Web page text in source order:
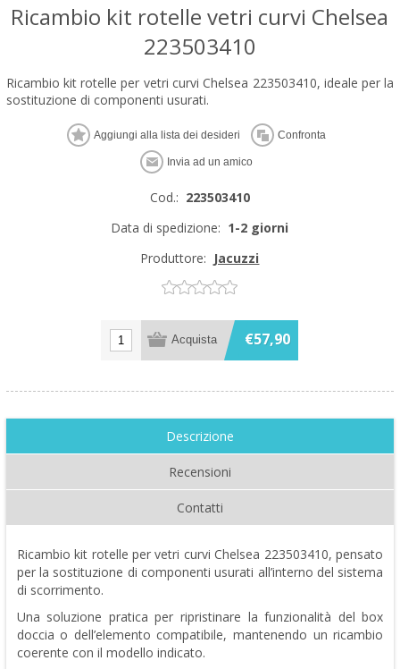
Ricambio kit rotelle vetri curvi Chelsea
223503410
Ricambio kit rotelle per vetri curvi Chelsea 223503410, ideale per la
sostituzione di componenti usurati.
Cod.: 223503410
Data di spedizione: 1-2 giorni
Produttore: Jacuzzi
€57,90
Descrizione
Recensioni
Contatti
Ricambio kit rotelle per vetri curvi Chelsea 223503410, pensato
per la sostituzione di componenti usurati all’interno del sistema
di scorrimento.
Una soluzione pratica per ripristinare la funzionalità del box
doccia o dell’elemento compatibile, mantenendo un ricambio
coerente con il modello indicato.